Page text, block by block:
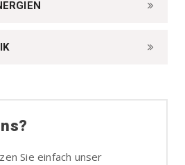
Sie einfach unser